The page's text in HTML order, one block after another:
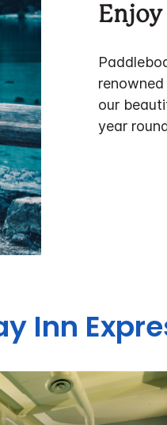
Enjoy
our
year
Inn